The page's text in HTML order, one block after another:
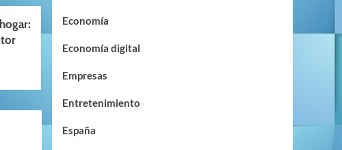
Economía
Economía digital
Empresas
Entretenimiento
España